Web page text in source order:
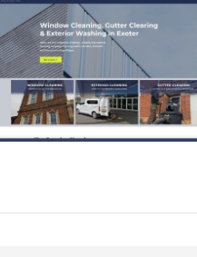
Cleaning